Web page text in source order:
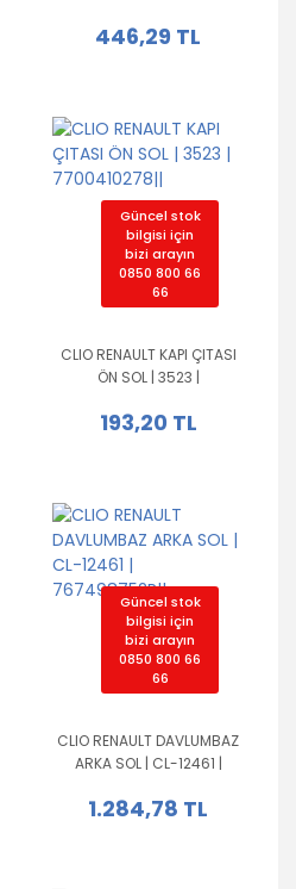
446,29 TL
Güncel stok
bilgisi için
bizi arayın
0850 800 66
66
CLIO RENAULT KAPI ÇITASI
ÖN SOL | 3523 |
193,20 TL
Güncel stok
bilgisi için
bizi arayın
0850 800 66
66
CLIO RENAULT DAVLUMBAZ
ARKA SOL | CL-12461 |
1.284,78 TL